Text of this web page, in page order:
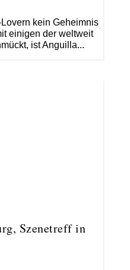
kein Geheimnis
einigen der weltweit
ist Anguilla...
Szenetreff in